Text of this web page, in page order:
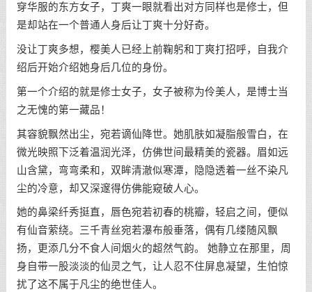
穿华服的东方女子，丁爽一眼就看出对方同样也是修士，但
是却站在一个普通人身后让丁爽十分好奇。
没让丁爽多想，樱美人已经上前鞠躬和丁爽打招呼，自我介
绍后开始介绍她身后几位的身份。
第一个介绍的就是修士女子，女子被称为伶美人，是博士当
之无愧的第一藏品！
其容貌飘然出尘，宛若谪仙降世。她肌肤如凝脂般雪白，在
微光映照下泛着温润光泽，仿佛世间最精美的瓷器。眉如远
山含黛，弯弯柔和，双眸清澈似寒潭，隐隐透着一丝不染凡
尘的冷意，却又深邃得仿佛能窥破人心。
她的鼻梁纤秀挺直，唇色宛若初春的桃瓣，轻启之间，便似
有仙音萦绕。三千青丝宛若瀑布般垂落，偶有几缕随风飘
扬，更添几分不食人间烟火的超然气韵。 她静立在那里，周
身自带一股淡淡的仙灵之气，让人忍不住屏息凝望，生怕惊
扰了这不属于凡尘的绝世佳人。